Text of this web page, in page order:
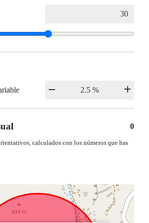
0
calculados con los números que has